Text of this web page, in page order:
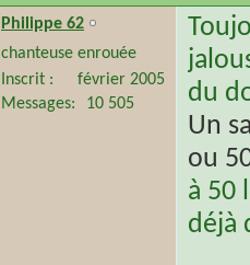
Philippe 62
chanteuse enrouée
Inscrit
février 2005
Messages
10 505
du
Un
ou
à 50
déjà